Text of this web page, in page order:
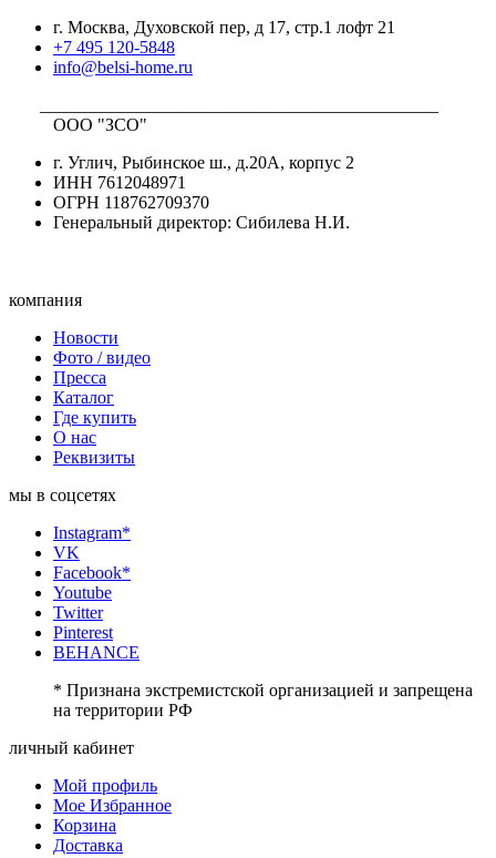
г. Москва, Духовской пер, д 17, стр.1 лофт 21
+7 495 120-5848
info@belsi-home.ru
ООО "ЗСО"
г. Углич, Рыбинское ш., д.20А, корпус 2
ИНН 7612048971
ОГРН 118762709370
Генеральный директор: Сибилева Н.И.
компания
Новости
Фото / видео
Пресса
Каталог
Где купить
О нас
Реквизиты
мы в соцсетях
Instagram*
VK
Facebook*
Youtube
Twitter
Pinterest
BEHANCE
* Признана экстремистской организацией и запрещена
на территории РФ
личный кабинет
Мой профиль
Мое Избранное
Корзина
Доставка